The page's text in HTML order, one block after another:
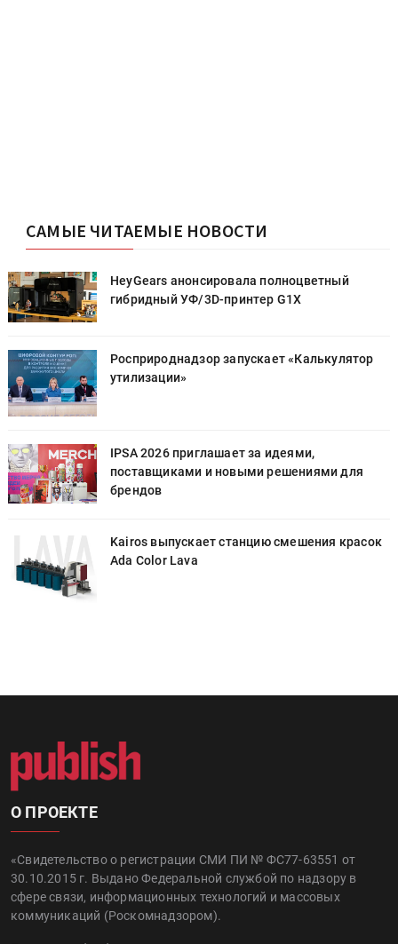
САМЫЕ ЧИТАЕМЫЕ НОВОСТИ
HeyGears анонсировала полноцветный
гибридный УФ/3D-принтер G1X
Росприроднадзор запускает «Калькулятор
утилизации»
IPSA 2026 приглашает за идеями,
поставщиками и новыми решениями для
брендов
Kairos выпускает станцию смешения красок
Ada Color Lava
О ПРОЕКТЕ
«Свидетельство о регистрации СМИ ПИ № ФС77-63551 от
30.10.2015 г. Выдано Федеральной службой по надзору в
сфере связи, информационных технологий и массовых
коммуникаций (Роскомнадзором).